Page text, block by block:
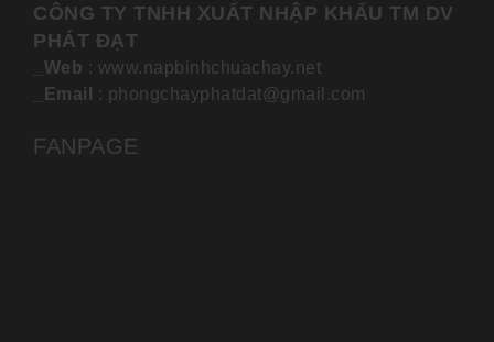
CÔNG TY TNHH XUẤT NHẬP KHẨU TM DV
PHÁT ĐẠT
_Web : www.napbinhchuachay.net
_Email
: phongchayphatdat@gmail.com
FANPAGE